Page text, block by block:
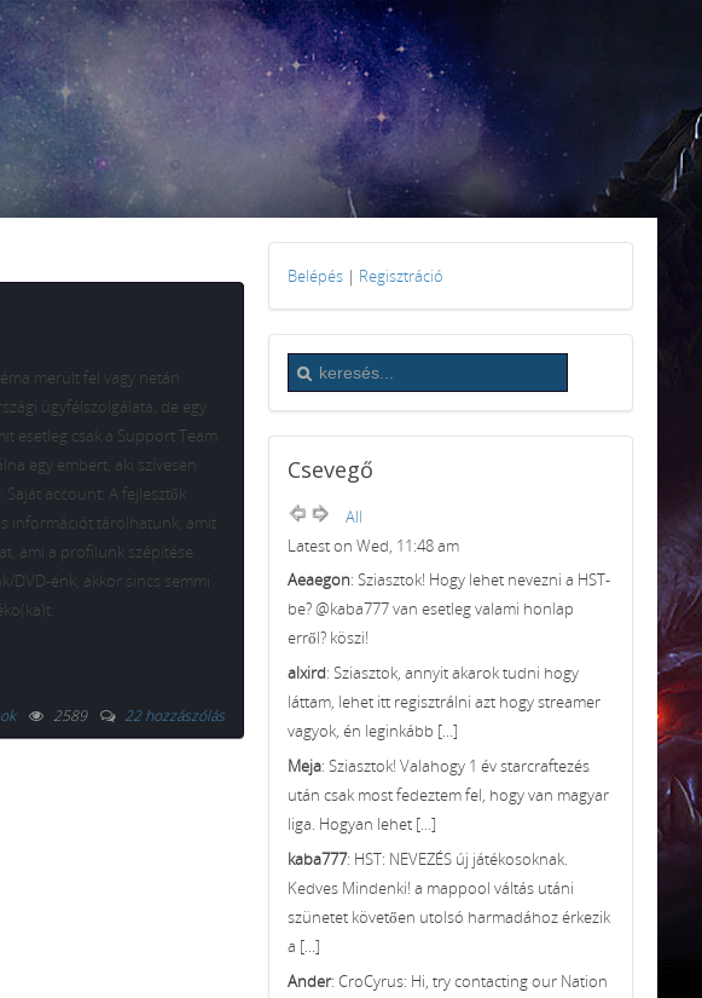
merült fel vagy netán
ügyfélszolgálata, de egy
esetleg csak a Support Team
egy embert, aki szívesen
account: A fejlesztők
információt tárolhatunk, amit
ami a profilunk szépítése
énk, akkor sincs semmi
2589 22 hozzászólás
Belépés | Regisztráció
Csevegő
All
Latest on Wed, 11:48 am
Aeaegon: Sziasztok! Hogy lehet nevezni a HST-
be? @kaba777 van esetleg valami honlap
erről? köszi!
alxird: Sziasztok, annyit akarok tudni hogy
láttam, lehet itt regisztrálni azt hogy streamer
vagyok, én leginkább [...]
Meja: Sziasztok! Valahogy 1 év starcraftezés
után csak most fedeztem fel, hogy van magyar
liga. Hogyan lehet [...]
kaba777: HST: NEVEZÉS új játékosoknak.
Kedves Mindenki! a mappool váltás utáni
szünetet követően utolsó harmadához érkezik
a [...]
Ander: CroCyrus: Hi, try contacting our Nation